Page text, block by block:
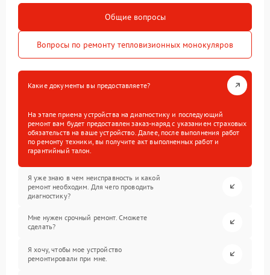
Общие вопросы
Вопросы по ремонту тепловизионных монокуляров
Какие документы вы предоставляете?
На этапе приема устройства на диагностику и последующий
ремонт вам будет предоставлен заказ-наряд с указанием страховых
обязательств на ваше устройство. Далее, после выполнения работ
по ремонту техники, вы получите акт выполненных работ и
гарантийный талон.
Я уже знаю в чем неисправность и какой
ремонт необходим. Для чего проводить
диагностику?
Мне нужен срочный ремонт. Сможете
сделать?
Я хочу, чтобы мое устройство
ремонтировали при мне.